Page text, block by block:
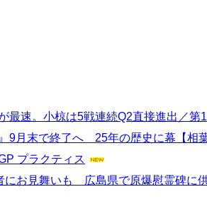
最速。小椋は5戦連続Q2直接進出／第
9月末で終了へ 25年の歴史に幕【相
プラクティス
にお見舞いも 広島県で原爆慰霊碑に